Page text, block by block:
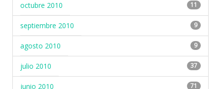
octubre 2010 11
septiembre 2010 9
agosto 2010 9
julio 2010 37
junio 2010 71